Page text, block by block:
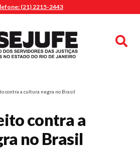
(21) 2215-2443
contra a cultura negra no Brasil
contra a
no Brasil